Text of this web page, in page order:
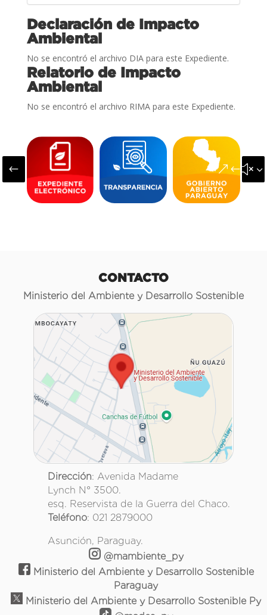
Declaración de Impacto
Ambiental
No se encontró el archivo DIA para este Expediente.
Relatorio de Impacto
Ambiental
No se encontró el archivo RIMA para este Expediente.
#
CONTACTO
Ministerio del Ambiente y Desarrollo Sostenible
Dirección: Avenida Madame
Lynch N° 3500.
esq. Reservista de la Guerra del Chaco.
Teléfono: 021 2879000
Asunción, Paraguay.
@mambiente_py
Ministerio del Ambiente y Desarrollo Sostenible
Paraguay
Ministerio del Ambiente y Desarrollo Sostenible Py